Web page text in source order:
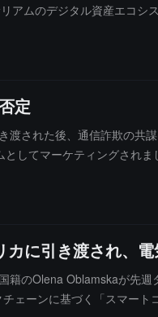
ムのデジタル資産エコ
とは、資金が他のナラテ
定
された後、通信詐欺の
してマーケティングされ
50%以上が何のリターン
に引き渡され、電
のOlena Oblamskaが先
ーンに基づく「スマー